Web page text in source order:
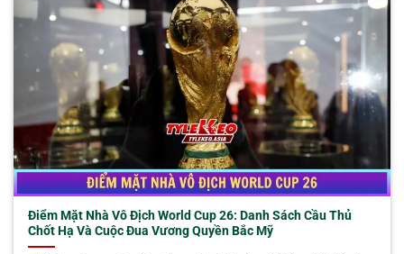
Điểm Mặt Nhà Vô Địch World Cup 26: Danh Sách Cầu Thủ
Chốt Hạ Và Cuộc Đua Vương Quyền Bắc Mỹ